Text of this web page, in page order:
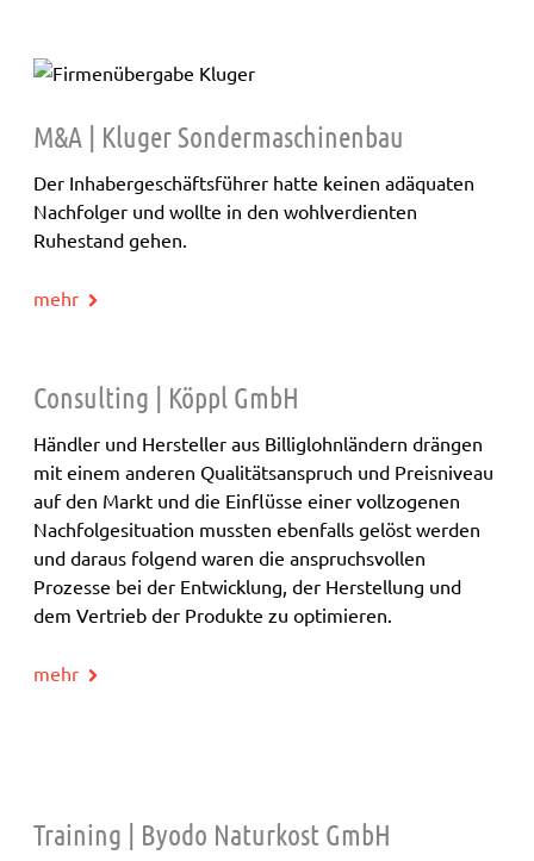
M&A | Kluger Sondermaschinenbau
Der Inhabergeschäftsführer hatte keinen adäquaten
Nachfolger und wollte in den wohlverdienten
Ruhestand gehen.
mehr
Consulting | Köppl GmbH
Händler und Hersteller aus Billiglohnländern drängen
mit einem anderen Qualitätsanspruch und Preisniveau
auf den Markt und die Einflüsse einer vollzogenen
Nachfolgesituation mussten ebenfalls gelöst werden
und daraus folgend waren die anspruchsvollen
Prozesse bei der Entwicklung, der Herstellung und
dem Vertrieb der Produkte zu optimieren.
mehr
Training | Byodo Naturkost GmbH